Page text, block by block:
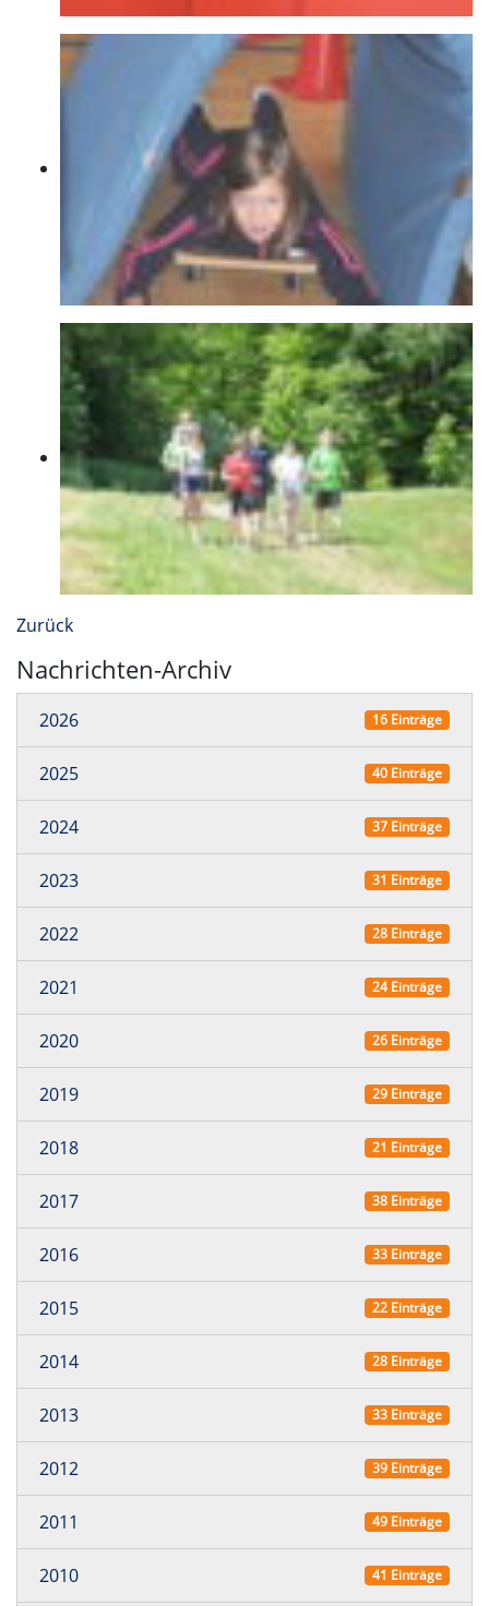
Zurück
Nachrichten-Archiv
2026 16 Einträge
2025 40 Einträge
2024 37 Einträge
2023 31 Einträge
2022 28 Einträge
2021 24 Einträge
2020 26 Einträge
2019 29 Einträge
2018 21 Einträge
2017 38 Einträge
2016 33 Einträge
2015 22 Einträge
2014 28 Einträge
2013 33 Einträge
2012 39 Einträge
2011 49 Einträge
2010 41 Einträge